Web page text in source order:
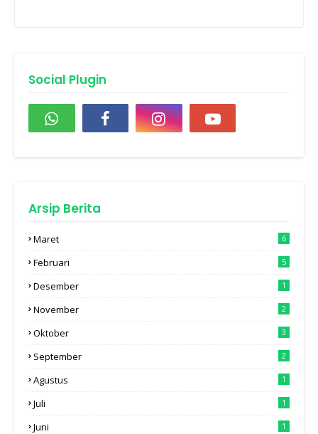
Social Plugin
Arsip Berita
Maret 6
Februari 5
Desember 1
November 2
Oktober 3
September 2
Agustus 1
Juli 1
Juni 1